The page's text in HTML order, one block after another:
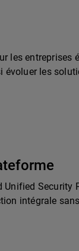
les entreprises
évoluer les
Unified Security
intégrale